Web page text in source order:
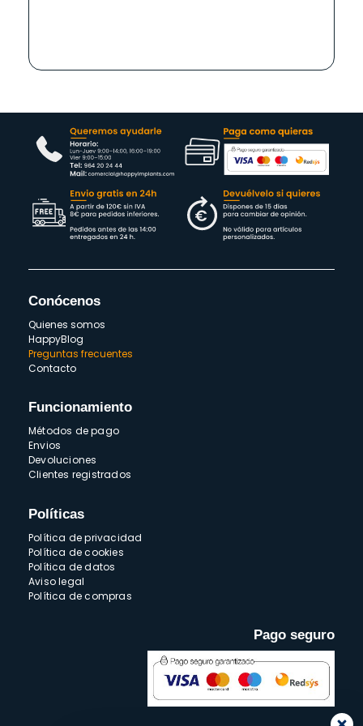
Conócenos
Quienes somos
HappyBlog
Preguntas frecuentes
Contacto
Funcionamiento
Métodos de pago
Envios
Devoluciones
Clientes registrados
Políticas
Política de privacidad
Política de cookies
Política de datos
Aviso legal
Política de compras
Pago seguro